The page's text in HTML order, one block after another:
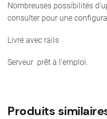
Nombreuses possibilités
consulter pour une
Livré avec rails
Serveur prêt à l’emploi.
Produits